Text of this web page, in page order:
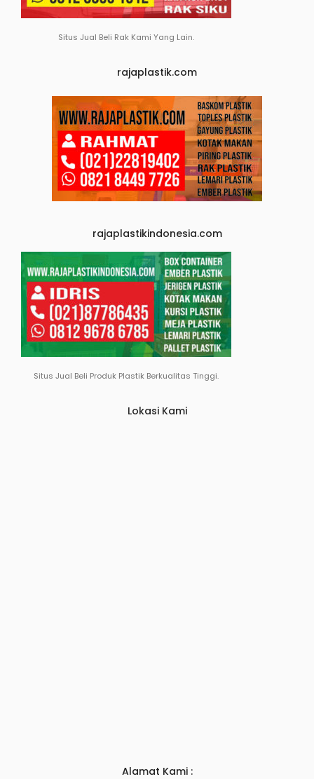
Situs Jual Beli Rak Kami Yang Lain.
rajaplastik.com
rajaplastikindonesia.com
Situs Jual Beli Produk Plastik Berkualitas Tinggi.
Lokasi Kami
Alamat Kami :